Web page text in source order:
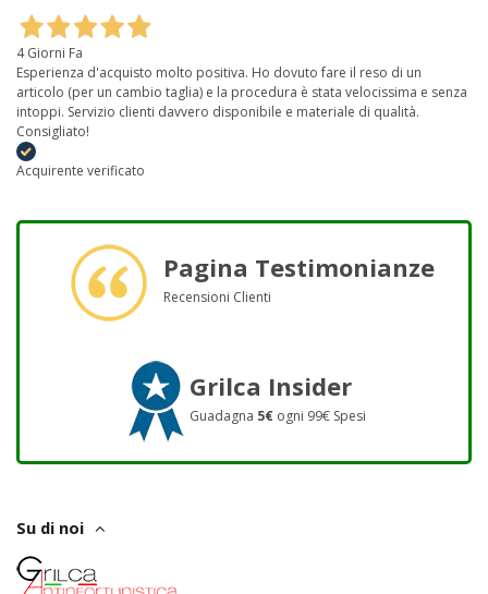
4 Giorni Fa
Esperienza d'acquisto molto positiva. Ho dovuto fare il reso di un
articolo (per un cambio taglia) e la procedura è stata velocissima e senza
intoppi. Servizio clienti davvero disponibile e materiale di qualità.
Consigliato!
Acquirente verificato
Pagina Testimonianze
Recensioni Clienti
Grilca Insider
Guadagna 5€ ogni 99€ Spesi
Su di noi